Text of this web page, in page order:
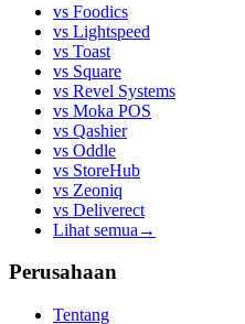
vs Foodics
vs Lightspeed
vs Toast
vs Square
vs Revel Systems
vs Moka POS
vs Qashier
vs Oddle
vs StoreHub
vs Zeoniq
vs Deliverect
Lihat semua →
Perusahaan
Tentang